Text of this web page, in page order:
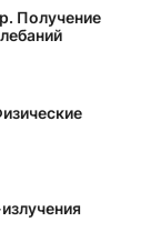
Получение